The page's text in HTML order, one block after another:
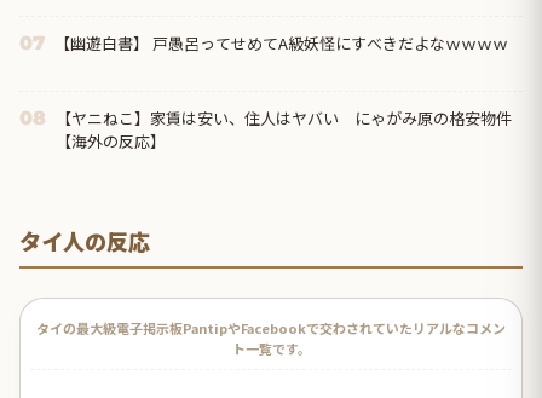
07 【幽遊白書】 戸愚呂ってせめてA級妖怪にすべきだよなｗｗｗｗ
08
【ヤニねこ】家賃は安い、住人はヤバい にゃがみ原の格安物件
【海外の反応】
タイ人の反応
タイの最大級電子掲示板PantipやFacebookで交わされていたリアルなコメン
ト一覧です。